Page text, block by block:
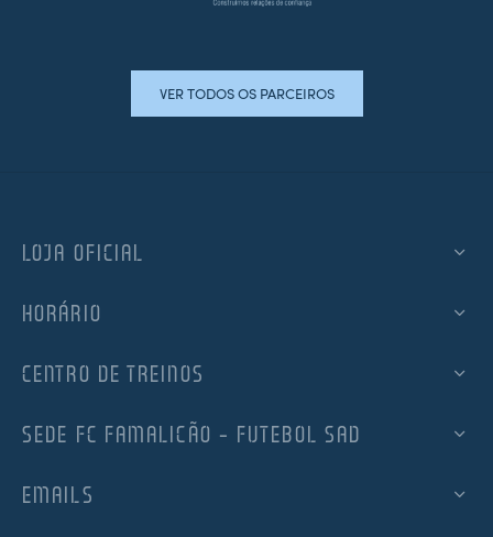
VER TODOS OS PARCEIROS
LOJA OFICIAL
HORÁRIO
CENTRO DE TREINOS
SEDE FC FAMALICÃO – FUTEBOL SAD
EMAILS